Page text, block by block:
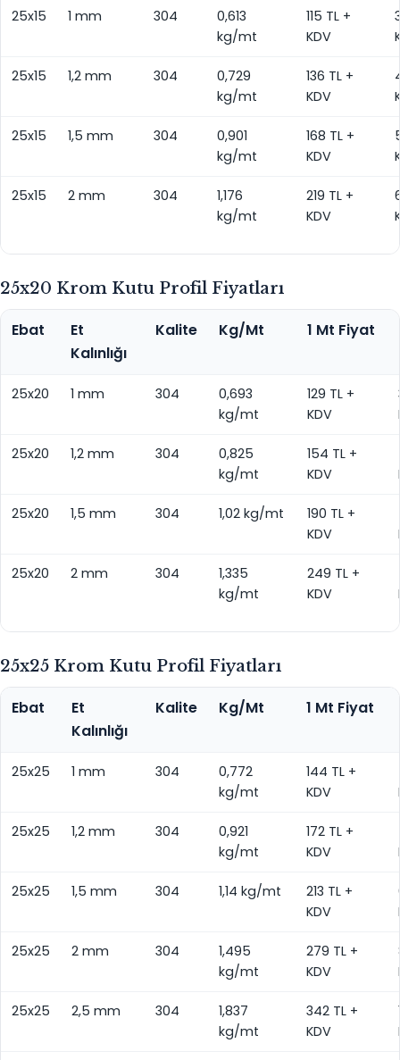
25x15 1 mm 304
0,613
kg/mt
115 TL +
KDV
25x15 1,2 mm 304
0,729
kg/mt
136 TL +
KDV
25x15 1,5 mm 304
0,901
kg/mt
168 TL +
KDV
25x15 2 mm 304
1,176
kg/mt
219 TL +
KDV
25x20 Krom Kutu Profil Fiyatları
Ebat
Et
Kalınlığı
Kalite Kg/Mt 1 Mt Fiyat
25x20 1 mm 304
0,693
kg/mt
129 TL +
KDV
25x20 1,2 mm 304
0,825
kg/mt
154 TL +
KDV
25x20 1,5 mm 304 1,02 kg/mt
190 TL +
KDV
25x20 2 mm 304
1,335
kg/mt
249 TL +
KDV
25x25 Krom Kutu Profil Fiyatları
Ebat
Et
Kalınlığı
Kalite Kg/Mt 1 Mt Fiyat
25x25 1 mm 304
0,772
kg/mt
144 TL +
KDV
25x25 1,2 mm 304
0,921
kg/mt
172 TL +
KDV
25x25 1,5 mm 304 1,14 kg/mt
213 TL +
KDV
25x25 2 mm 304
1,495
kg/mt
279 TL +
KDV
25x25 2,5 mm 304
1,837
kg/mt
342 TL +
KDV